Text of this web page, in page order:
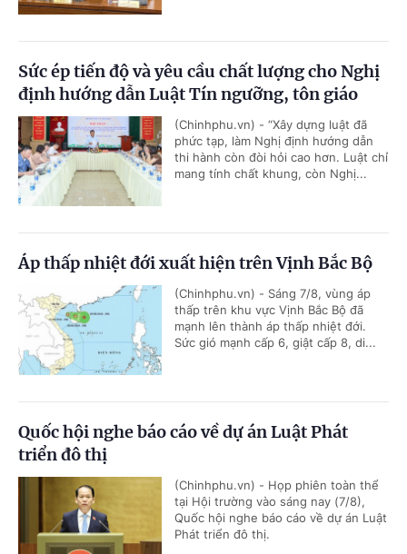
Sức ép tiến độ và yêu cầu chất lượng cho Nghị
định hướng dẫn Luật Tín ngưỡng, tôn giáo
(Chinhphu.vn) - “Xây dựng luật đã
phức tạp, làm Nghị định hướng dẫn
thi hành còn đòi hỏi cao hơn. Luật chỉ
mang tính chất khung, còn Nghị...
Áp thấp nhiệt đới xuất hiện trên Vịnh Bắc Bộ
(Chinhphu.vn) - Sáng 7/8, vùng áp
thấp trên khu vực Vịnh Bắc Bộ đã
mạnh lên thành áp thấp nhiệt đới.
Sức gió mạnh cấp 6, giật cấp 8, di...
Quốc hội nghe báo cáo về dự án Luật Phát
triển đô thị
(Chinhphu.vn) - Họp phiên toàn thể
tại Hội trường vào sáng nay (7/8),
Quốc hội nghe báo cáo về dự án Luật
Phát triển đô thị.